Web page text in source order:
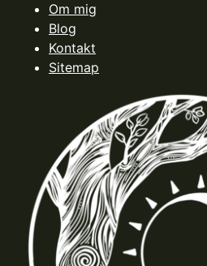
Om mig
Blog
Kontakt
Sitemap